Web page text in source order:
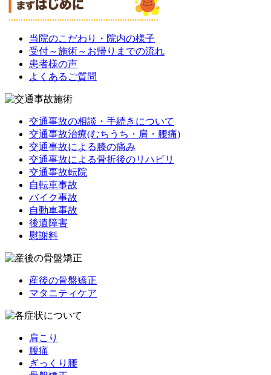
当院のこだわり・院内の様子
受付～施術～お帰りまでの流れ
患者様の声
よくあるご質問
交通事故の相談・手続きについて
交通事故治療(むちうち・肩・腰痛)
交通事故による膝の痛み
交通事故による骨折後のリハビリ
交通事故転院
自転車事故
バイク事故
自動車事故
後遺障害
慰謝料
産後の骨盤矯正
マタニティケア
肩こり
腰痛
ぎっくり腰